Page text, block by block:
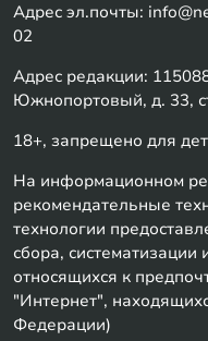
Адрес эл.почты:
02
Адрес редакции:
Южнопортовый, д. 33,
18+, запрещено для
На информационном
рекомендательные
технологии
сбора, систематизации
относящихся к
"Интернет",
Федерации)